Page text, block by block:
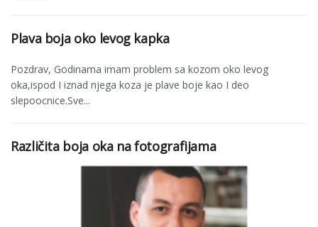
Plava boja oko levog kapka
Pozdrav, Godinama imam problem sa kozom oko levog
oka,ispod I iznad njega koza je plave boje kao I deo
slepoocnice.Sve...
Različita boja oka na fotografijama